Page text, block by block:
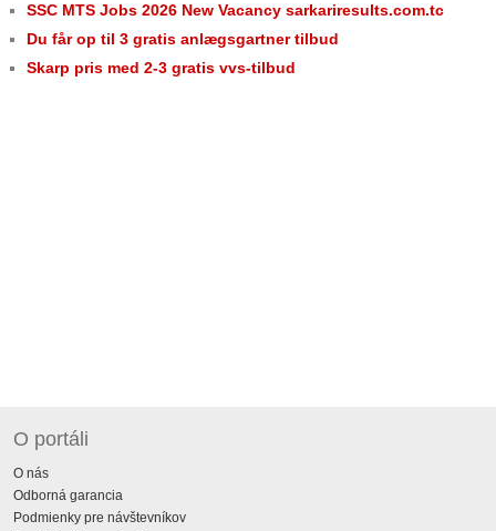
SSC MTS Jobs 2026 New Vacancy sarkariresults.com.tc
Du får op til 3 gratis anlægsgartner tilbud
Skarp pris med 2-3 gratis vvs-tilbud
O portáli
O nás
Odborná garancia
Podmienky pre návštevníkov